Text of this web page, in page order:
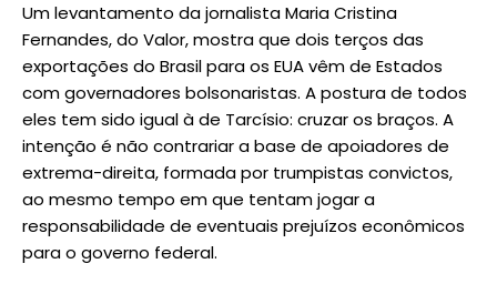
Um levantamento da jornalista Maria Cristina
Fernandes, do Valor, mostra que dois terços das
exportações do Brasil para os EUA vêm de Estados
com governadores bolsonaristas. A postura de todos
eles tem sido igual à de Tarcísio: cruzar os braços. A
intenção é não contrariar a base de apoiadores de
extrema-direita, formada por trumpistas convictos,
ao mesmo tempo em que tentam jogar a
responsabilidade de eventuais prejuízos econômicos
para o governo federal.